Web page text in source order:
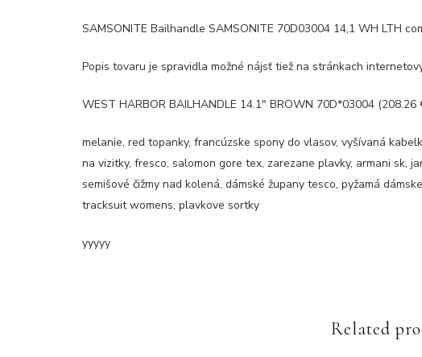
SAMSONITE Bailhandle SAMSONITE 70D03004 14,1 WH LTH
Popis tovaru je spravidla možné nájsť tiež na stránkach
WEST HARBOR BAILHANDLE 14.1″ BROWN 70D*03004
melanie, red topanky, francúzske spony do vlasov, vyšívaná
na vizitky, fresco, salomon gore tex, zarezane plavky, armani sk,
semišové čižmy nad kolená, dámské župany tesco, pyžamá
tracksuit womens, plavkove sortky
yyyyy
Related